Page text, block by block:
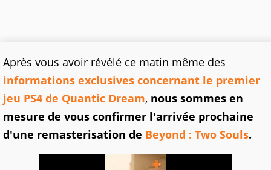
Après vous avoir révélé ce matin même des
informations exclusives concernant le premier
jeu PS4 de Quantic Dream, nous sommes en
mesure de vous confirmer l'arrivée prochaine
d'une remasterisation de Beyond : Two Souls.